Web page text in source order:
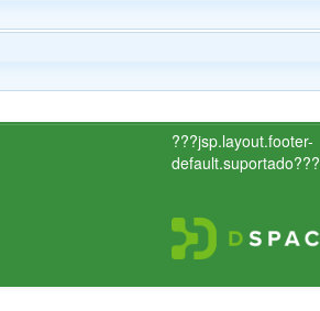
???jsp.layout.footer-
default.suportado???